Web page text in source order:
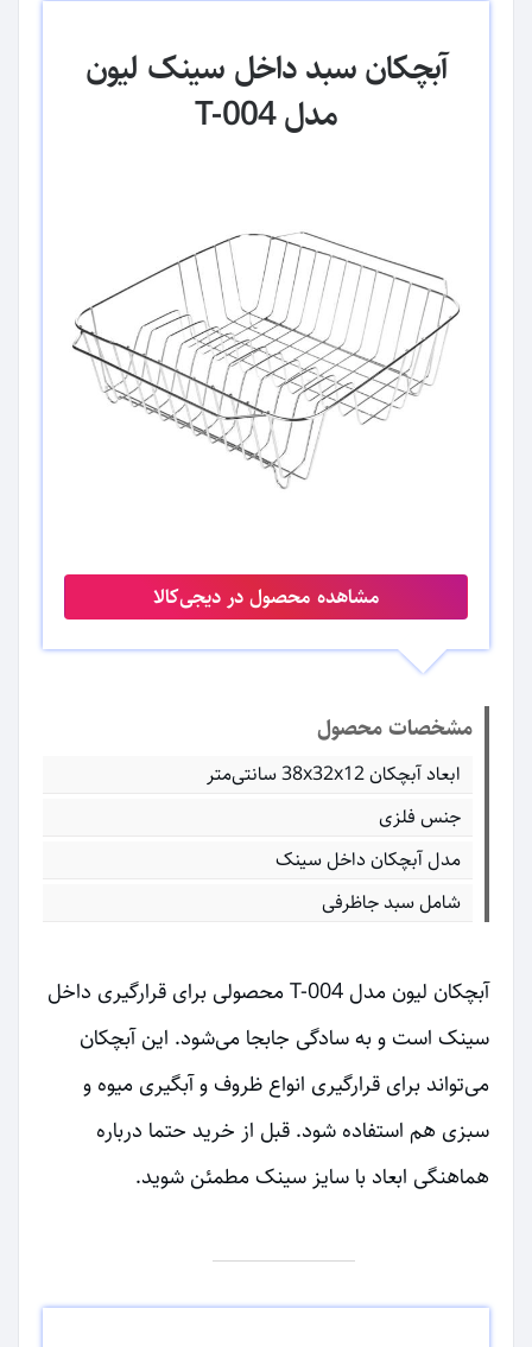
آبچکان سبد داخل سینک لیون
مدل T-004
مشاهده محصول در دیجی‌کالا
مشخصات محصول
ابعاد آبچکان 38x32x12 سانتی‌متر
جنس فلزی
مدل آبچکان داخل سینک
شامل سبد جاظرفی
آبچکان لیون مدل T-004 محصولی برای قرارگیری داخل
سینک است و به سادگی جابجا می‌شود. این آبچکان
می‌تواند برای قرارگیری انواع ظروف و آبگیری میوه و
سبزی هم استفاده شود. قبل از خرید حتما درباره
هماهنگی ابعاد با سایز سینک مطمئن شوید.